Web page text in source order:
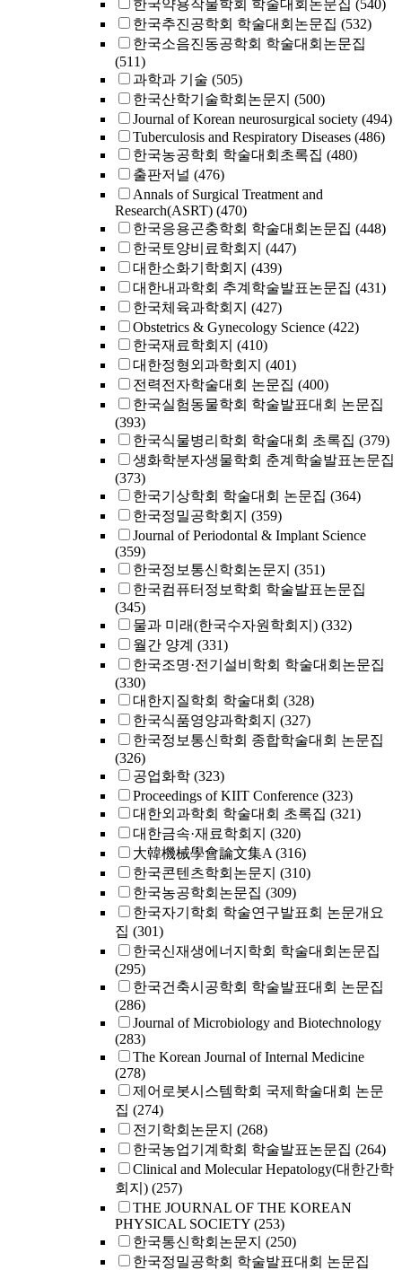
한국약용작물학회 학술대회논문집 (540)
한국추진공학회 학술대회논문집 (532)
한국소음진동공학회 학술대회논문집
(511)
과학과 기술 (505)
한국산학기술학회논문지 (500)
Journal of Korean neurosurgical society (494)
Tuberculosis and Respiratory Diseases (486)
한국농공학회 학술대회초록집 (480)
출판저널 (476)
Annals of Surgical Treatment and
Research(ASRT) (470)
한국응용곤충학회 학술대회논문집 (448)
한국토양비료학회지 (447)
대한소화기학회지 (439)
대한내과학회 추계학술발표논문집 (431)
한국체육과학회지 (427)
Obstetrics & Gynecology Science (422)
한국재료학회지 (410)
대한정형외과학회지 (401)
전력전자학술대회 논문집 (400)
한국실험동물학회 학술발표대회 논문집
(393)
한국식물병리학회 학술대회 초록집 (379)
생화학분자생물학회 춘계학술발표논문집
(373)
한국기상학회 학술대회 논문집 (364)
한국정밀공학회지 (359)
Journal of Periodontal & Implant Science
(359)
한국정보통신학회논문지 (351)
한국컴퓨터정보학회 학술발표논문집
(345)
물과 미래(한국수자원학회지) (332)
월간 양계 (331)
한국조명·전기설비학회 학술대회논문집
(330)
대한지질학회 학술대회 (328)
한국식품영양과학회지 (327)
한국정보통신학회 종합학술대회 논문집
(326)
공업화학 (323)
Proceedings of KIIT Conference (323)
대한외과학회 학술대회 초록집 (321)
대한금속·재료학회지 (320)
大韓機械學會論文集A (316)
한국콘텐츠학회논문지 (310)
한국농공학회논문집 (309)
한국자기학회 학술연구발표회 논문개요
집 (301)
한국신재생에너지학회 학술대회논문집
(295)
한국건축시공학회 학술발표대회 논문집
(286)
Journal of Microbiology and Biotechnology
(283)
The Korean Journal of Internal Medicine
(278)
제어로봇시스템학회 국제학술대회 논문
집 (274)
전기학회논문지 (268)
한국농업기계학회 학술발표논문집 (264)
Clinical and Molecular Hepatology(대한간학
회지) (257)
THE JOURNAL OF THE KOREAN
PHYSICAL SOCIETY (253)
한국통신학회논문지 (250)
한국정밀공학회 학술발표대회 논문집